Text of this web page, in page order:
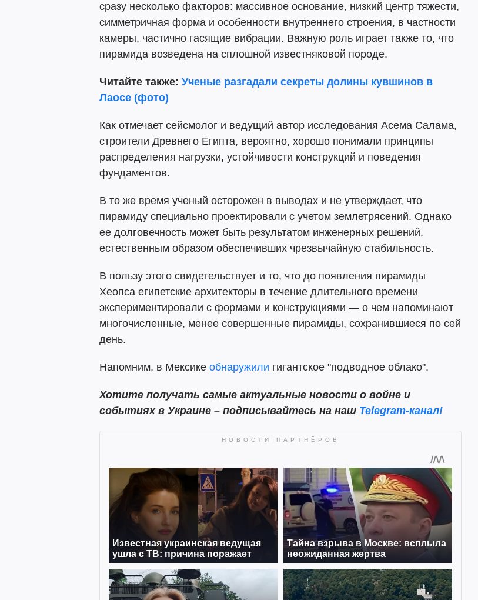
сразу несколько факторов: массивное основание, низкий центр тяжести,
симметричная форма и особенности внутреннего строения, в частности
камеры, частично гасящие вибрации. Важную роль играет также то, что
пирамида возведена на сплошной известняковой породе.
Читайте также: Ученые разгадали секреты долины кувшинов в
Лаосе (фото)
Как отмечает сейсмолог и ведущий автор исследования Асема Салама,
строители Древнего Египта, вероятно, хорошо понимали принципы
распределения нагрузки, устойчивости конструкций и поведения
фундаментов.
В то же время ученый осторожен в выводах и не утверждает, что
пирамиду специально проектировали с учетом землетрясений. Однако
ее долговечность может быть результатом инженерных решений,
естественным образом обеспечивших чрезвычайную стабильность.
В пользу этого свидетельствует и то, что до появления пирамиды
Хеопса египетские архитекторы в течение длительного времени
экспериментировали с формами и конструкциями — о чем напоминают
многочисленные, менее совершенные пирамиды, сохранившиеся по сей
день.
Напомним, в Мексике обнаружили гигантское "подводное облако".
Хотите получать самые актуальные новости о войне и
событиях в Украине – подписывайтесь на наш Telegram-канал!